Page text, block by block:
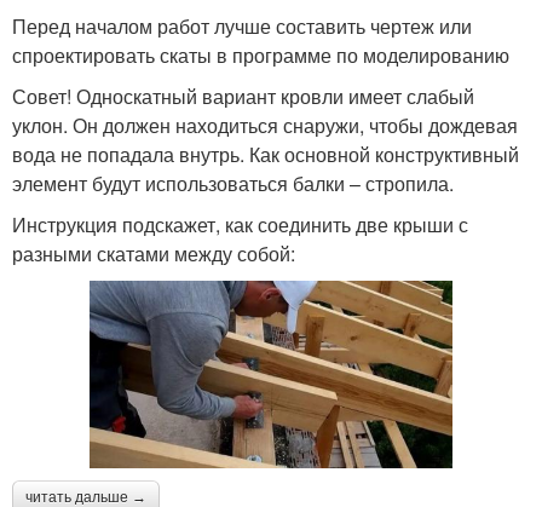
Перед началом работ лучше составить чертеж или
спроектировать скаты в программе по моделированию
Совет! Односкатный вариант кровли имеет слабый
уклон. Он должен находиться снаружи, чтобы дождевая
вода не попадала внутрь. Как основной конструктивный
элемент будут использоваться балки – стропила.
Инструкция подскажет, как соединить две крыши с
разными скатами между собой:
читать дальше →